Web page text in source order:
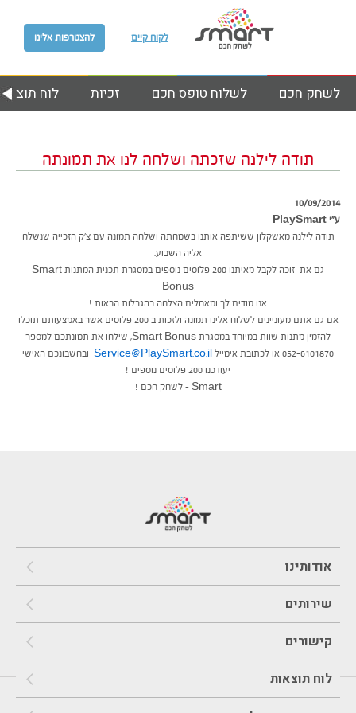
להצטרפות אלינו לקוח קיים
לוח זכיות לשלוח טופס חכם לשחק חכם
תודה לילנה שזכתה ושלחה לנו את תמונתה
10/09/2014
ע״י PlaySmart
תודה לילנה מאשקלון ששיתפה אותנו בשמחתה ושלחה תמונה עם צ’ק הזכייה שנשלח
אליה השבוע.
גם את זוכה לקבל מאיתנו 200 פלוסים נוספים במסגרת תכנית המתנות Smart
Bonus
אנו מודים לך ומאחלים הצלחה בהגרלות הבאות !
אם גם אתם מעוניינים לשלוח אלינו תמונה ולזכות ב 200 פלוסים אשר באמצעותם תוכלו
להזמין מתנות שוות במיוחד במסגרת Smart Bonus, שילחו את תמונתכם למספר
052-6101870 או לכתובת אימייל
Service@PlaySmart.co.il ובחשבונכם האישי
יעודכנו 200 פלוסים נוספים !
Smart – לשחק חכם !
אודותינו
שירותים
קישורים
לוח תוצאות